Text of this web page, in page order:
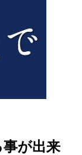
が出来